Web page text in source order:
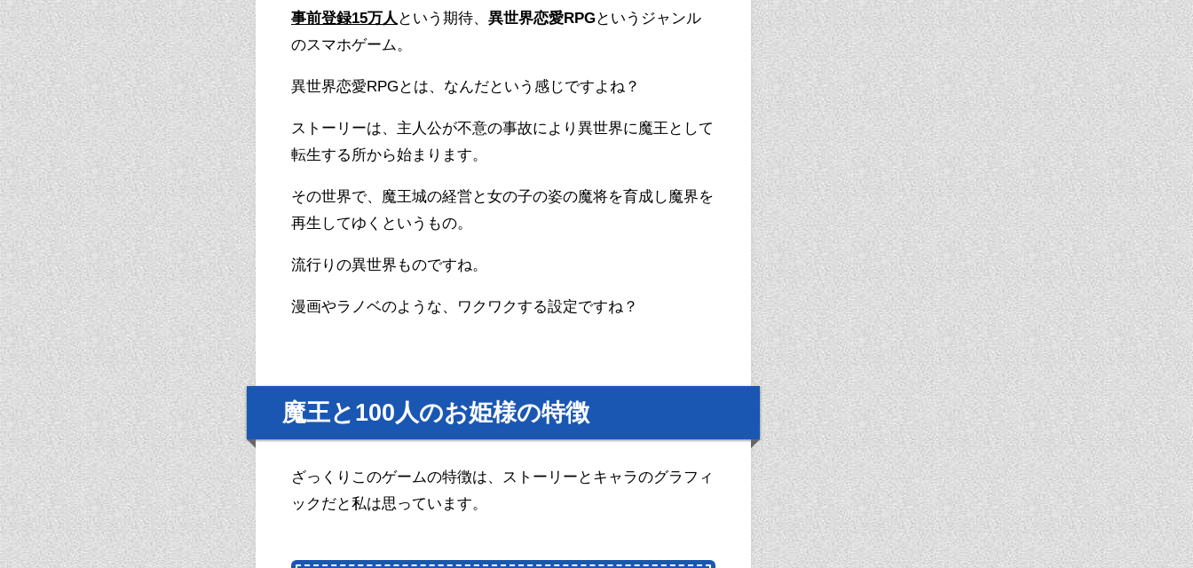
事前登録15万人 という期待、 異世界恋愛RPGというジャンル
のスマホゲーム。
異世界恋愛RPGとは、なんだという感じですよね？
ストーリーは、主人公が不意の事故により異世界に魔王として
転生する所から始まります。
その世界で、魔王城の経営と女の子の姿の魔将を育成し魔界を
再生してゆくというもの。
流行りの異世界ものですね。
漫画やラノベのような、ワクワクする設定ですね？
魔王と100人のお姫様の特徴
ざっくりこのゲームの特徴は、ストーリーとキャラのグラフィ
ックだと私は思っています。